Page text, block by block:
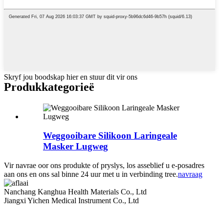
Skryf jou boodskap hier en stuur dit vir ons
Produkkategorieë
Weggooibare Silikoon Laringeale
Masker Lugweg
Vir navrae oor ons produkte of pryslys, los asseblief u e-posadres
aan ons en ons sal binne 24 uur met u in verbinding tree.navraag
Nanchang Kanghua Health Materials Co., Ltd
Jiangxi Yichen Medical Instrument Co., Ltd